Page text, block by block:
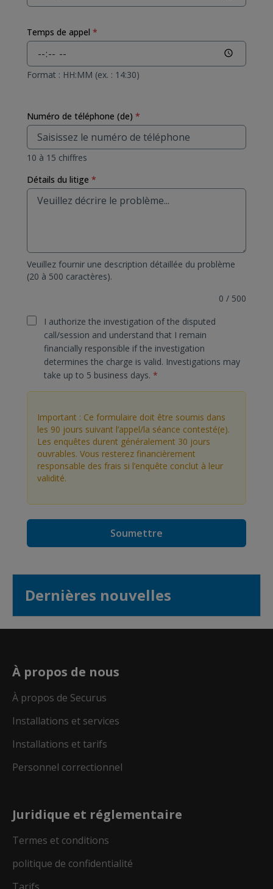
Temps de appel *
Format : HH:MM (ex. : 14:30)
Numéro de téléphone (de) *
10 à 15 chiffres
Détails du litige *
Veuillez fournir une description détaillée du problème
(20 à 500 caractères).
0 / 500
I authorize the investigation of the disputed
call/session and understand that I remain
financially responsible if the investigation
determines the charge is valid. Investigations may
take up to 5 business days. *
Important : Ce formulaire doit être soumis dans
les 90 jours suivant l’appel/la séance contesté(e).
Les enquêtes durent généralement 30 jours
ouvrables. Vous resterez financièrement
responsable des frais si l’enquête conclut à leur
validité.
Soumettre
Dernières nouvelles
À propos de nous
À propos de Securus
Installations et services
Installations et tarifs
Personnel correctionnel
Juridique et réglementaire
Termes et conditions
politique de confidentialité